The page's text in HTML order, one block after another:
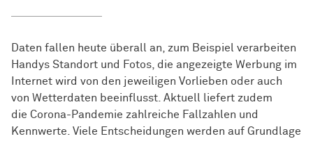
Daten fallen heute überall an, zum Bei­spiel ver­ar­bei­ten
Handys Standort und Fotos, die angezeigte Werbung im
Internet wird von den jeweiligen Vorlieben oder auch
von Wetterdaten be­ein­flusst. Aktuell liefert zudem
die Co­ro­na-Pan­de­mie zahlreiche Fallzahlen und
Kennwerte. Viele Ent­schei­dun­gen wer­den auf Grundlage